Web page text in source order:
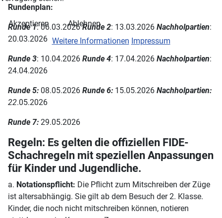
Rundenplan:
Runde 1: 06.03.2026Runde 2: 13.03.2026 Nachholpartien:
20.03.2026
Runde 3: 10.04.2026 Runde 4: 17.04.2026 Nachholpartien:
24.04.2026
Runde 5: 08.05.2026 Runde 6: 15.05.2026 Nachholpartien:
22.05.2026
Runde 7: 29.05.2026
Regeln: Es gelten die offiziellen FIDE-
Schachregeln mit speziellen Anpassungen
für Kinder und Jugendliche.
a. Notationspflicht: Die Pflicht zum Mitschreiben der Züge
ist altersabhängig. Sie gilt ab dem Besuch der 2. Klasse.
Kinder, die noch nicht mitschreiben können, notieren
Akzeptieren
Ablehnen
Weitere Informationen Impressum